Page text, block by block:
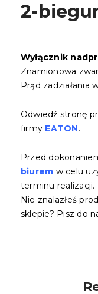
2-
Wyłącznik
Znamionowa
Prąd zadziałania
Odwiedź stronę
firmy EATON.
Przed
biurem w celu
terminu realizacji.
Nie znalazłeś
sklepie? Pisz do